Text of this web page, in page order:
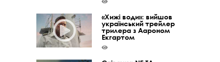
«Хижі води»: вийшов
український трейлер
трилера з Аароном
Екгартом